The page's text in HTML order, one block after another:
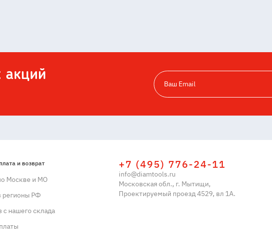
акций
и возврат
Москве и МО
регионы РФ
нашего склада
+7 (495) 776-24-11
info@diamtools.ru
Московская обл., г. Мытищи,
Проектируемый проезд 4529, вл 1А.